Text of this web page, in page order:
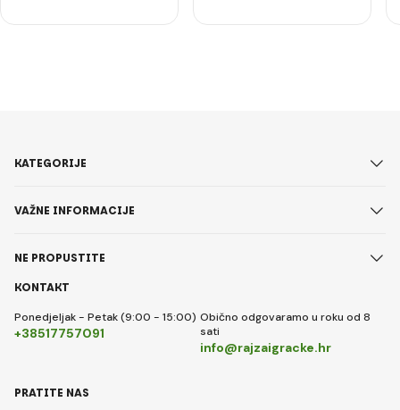
KONTAKT
Ponedjeljak - Petak (9:00 - 15:00)
+38517757091
Obično odgovaramo u roku od 8
sati
info@rajzaigracke.hr
KATEGORIJE
VAŽNE INFORMACIJE
NE PROPUSTITE
PRATITE NAS